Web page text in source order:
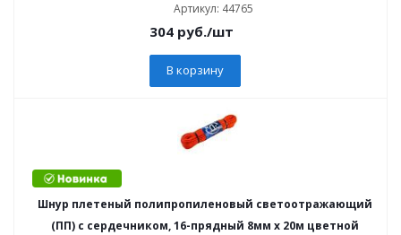
Артикул: 44765
304 руб./шт
В корзину
Шнур плетеный полипропиленовый светоотражающий
(ПП) с сердечником, 16-прядный 8мм х 20м цветной